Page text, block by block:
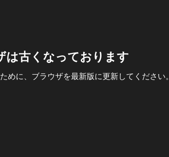
は古くなっております
に、ブラウザを最新版に更新してください。